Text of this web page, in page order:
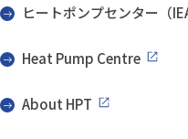
ヒートポンプセンター（
Heat Pump Centre
About HPT